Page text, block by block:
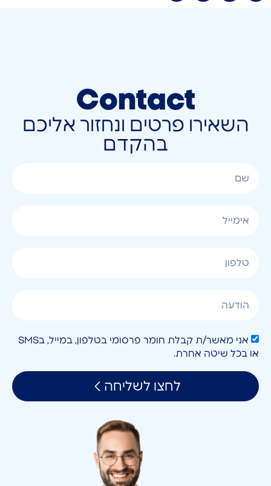
Contact
השאירו פרטים ונחזור אליכם
בהקדם
אני מאשר/ת קבלת חומר פרסומי בטלפון, במייל, בSMS
או בכל שיטה אחרת.
לחצו לשליחה